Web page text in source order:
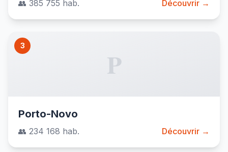
👥 385 755 hab. Découvrir →
3
P
Porto-Novo
👥 234 168 hab. Découvrir →